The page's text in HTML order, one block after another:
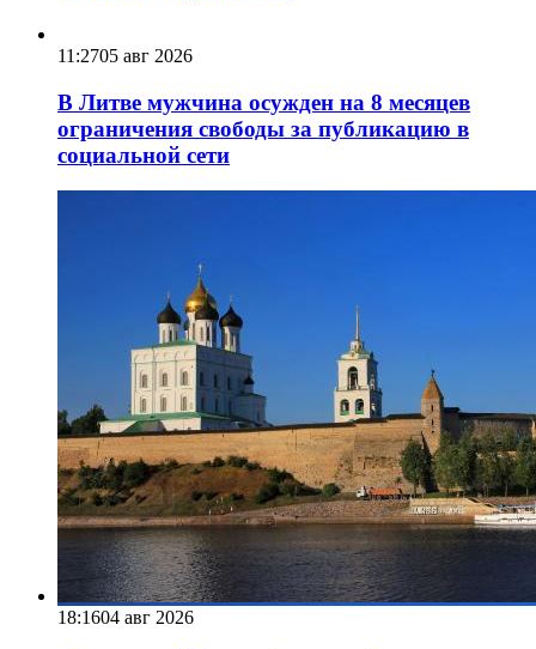
11:2705 авг 2026
В Литве мужчина осужден на 8 месяцев
ограничения свободы за публикацию в
социальной сети
18:1604 авг 2026